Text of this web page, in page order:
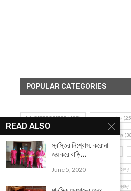
POPULAR CATEGORIES
UNCATEGORIZED(107) আজকের সেরা ১০
খেলাধূলো(5) জেলার খবর(602) ঝাড়গ্রাম
দৈনিক রাশিফল (819) পশ্চিম মেদিনীপুর
বন্যপ্রাণ(4) বিনোদন(3) ভ্রমণ এবং তীর্থকেন্দ্র
রান্না-রেসিপী শরীর স্বাস্থ্য
READ ALSO
স্বস্তির নি:শ্বাস, করোনা
জয় করে বাড়ি...
June 5, 2020